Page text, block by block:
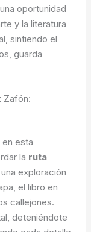
oportunidad
y la literatura
sintiendo el
guarda
Zafón:
esta
la ruta
exploración
el libro en
callejones.
deteniéndote